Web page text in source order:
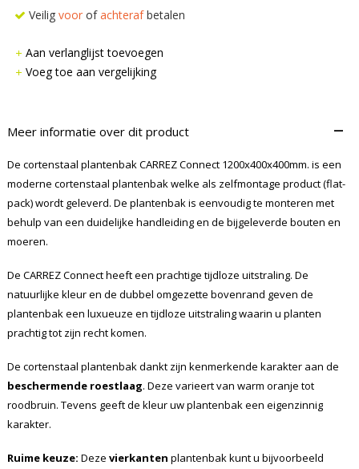
Veilig voorofachterafbetalen
Aan verlanglijst toevoegen
Voeg toe aan vergelijking
Meer informatie over dit product –
De cortenstaal plantenbak CARREZ Connect 1200x400x400mm. is een
moderne cortenstaal plantenbak welke als zelfmontage product (flat-
pack) wordt geleverd. De plantenbak is eenvoudig te monteren met
behulp van een duidelijke handleiding en de bijgeleverde bouten en
moeren.
De CARREZ Connect heeft een prachtige tijdloze uitstraling. De
natuurlijke kleur en de dubbel omgezette bovenrand geven de
plantenbak een luxueuze en tijdloze uitstraling waarin u planten
prachtig tot zijn recht komen.
De cortenstaal plantenbak dankt zijn kenmerkende karakter aan de
beschermende roestlaag. Deze varieert van warm oranje tot
roodbruin. Tevens geeft de kleur uw plantenbak een eigenzinnig
karakter.
Ruime keuze: Deze vierkanten plantenbak kunt u bijvoorbeeld